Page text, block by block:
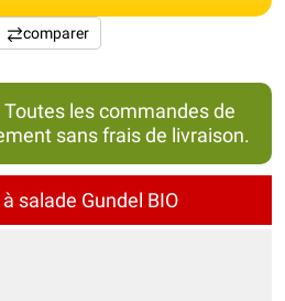
comparer
Toutes les commandes de
sans frais de livraison.
salade Gundel BIO